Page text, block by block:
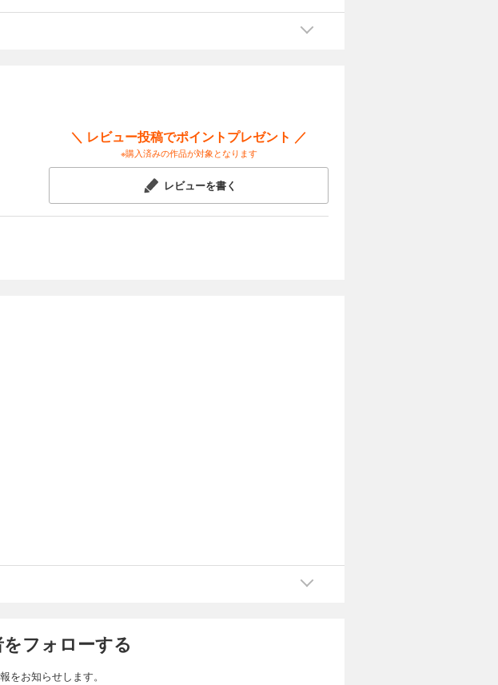
れることになります。
ん。それゆえ、著者はこう言
はない。しかし、責任の中に
失敗に終わったか、失敗の結
遺しておく、ということがあ
むと好まざるとにかかわら
者が言うように「本書が最も
＼ レビュー投稿でポイントプレゼント ／
※購入済みの作品が対象となります
レビューを書く
フォローする
をお知らせします。